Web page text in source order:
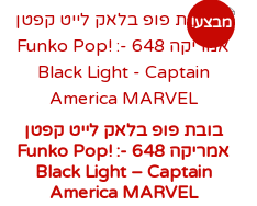
מבצע!
בובת פופ בלאק לייט קפטן
אמריקה 648 -Funko Pop! :
Black Light – Captain
America MARVEL‏